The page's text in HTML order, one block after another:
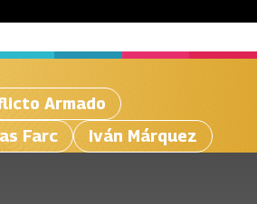
Armado
Farc
Iván Márquez